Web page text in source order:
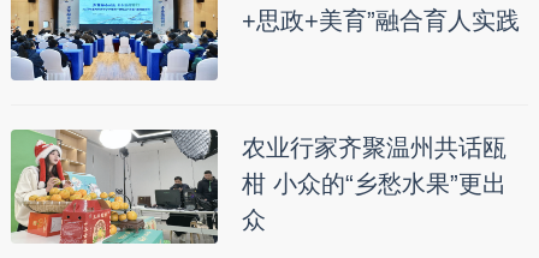
+思政+美育”融合育人实践
农业行家齐聚温州共话瓯
柑 小众的“乡愁水果”更出
众